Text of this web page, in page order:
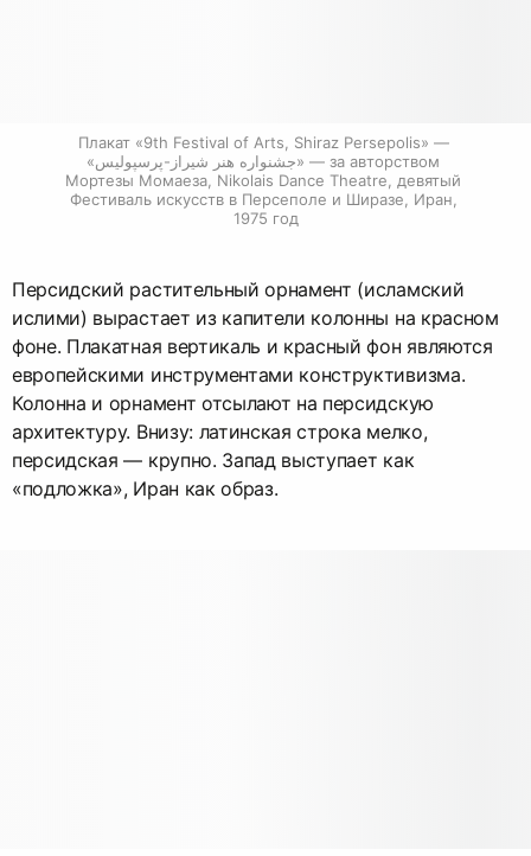
Плакат «9th Festival of Arts, Shiraz Persepolis» —
«جشنواره هنر شیراز-پرسپولیس» — за авторством
Мортезы Момаеза, Nikolais Dance Theatre, девятый
Фестиваль искусств в Персеполе и Ширазе, Иран,
1975 год
Персидский растительный орнамент (исламский
ислими) вырастает из капители колонны на красном
фоне. Плакатная вертикаль и красный фон являются
европейскими инструментами конструктивизма.
Колонна и орнамент отсылают на персидскую
архитектуру. Внизу: латинская строка мелко,
персидская — крупно. Запад выступает как
«подложка», Иран как образ.